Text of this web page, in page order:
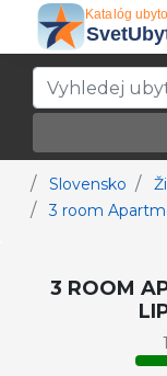
Slovensko
3 room
3 ROOM